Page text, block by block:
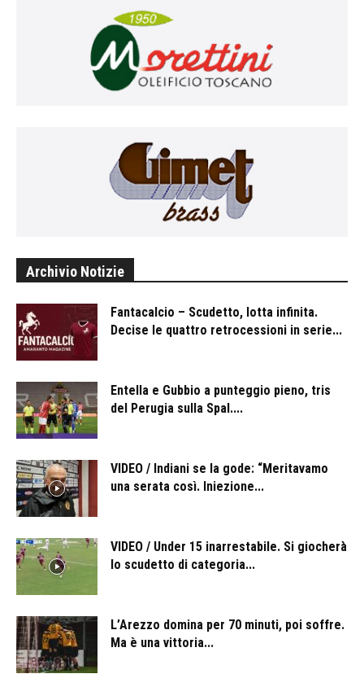
Archivio Notizie
Fantacalcio – Scudetto, lotta infinita.
Decise le quattro retrocessioni in serie...
Entella e Gubbio a punteggio pieno, tris
del Perugia sulla Spal....
VIDEO / Indiani se la gode: “Meritavamo
una serata così. Iniezione...
VIDEO / Under 15 inarrestabile. Si giocherà
lo scudetto di categoria...
L’Arezzo domina per 70 minuti, poi soffre.
Ma è una vittoria...